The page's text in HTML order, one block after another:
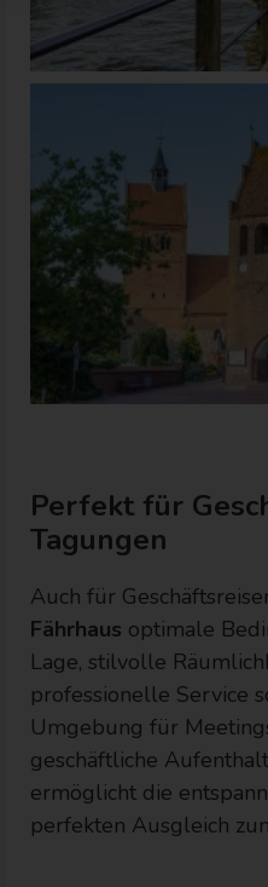
Perfekt für
Tagungen
Auch für
Fährhaus optimale
Lage, stilvolle
professionelle Service
Umgebung für
geschäftliche
ermöglicht die
perfekten Ausgleich